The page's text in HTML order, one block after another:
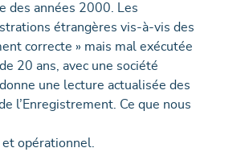
des années 2000. Les
étrangères vis-à-vis des
correcte » mais mal exécutée
20 ans, avec une société
une lecture actualisée des
l’Enregistrement. Ce que nous
opérationnel.